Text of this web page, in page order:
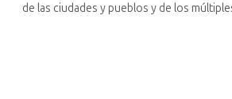
de las ciudades y pueblos y de los